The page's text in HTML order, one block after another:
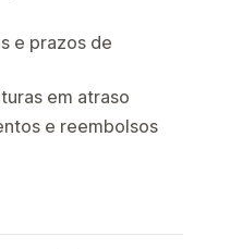
e prazos de
em atraso
e reembolsos